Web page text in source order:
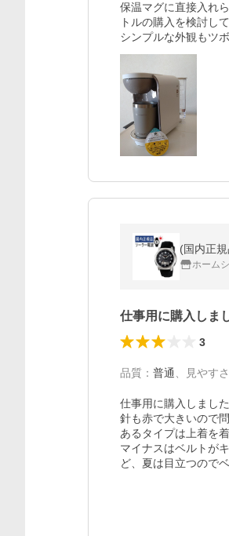
保温マグに直接入れ
トルの購入を検討し
シンプルな外観もツ
(国内正
ホーム
仕事用に購入しま
3
品質 ： 普通 見やすさ
仕事用に購入しまし
針も赤で大きいので
あるタイプは上着を
マイナスはベルトが
ど、夏は目立つので